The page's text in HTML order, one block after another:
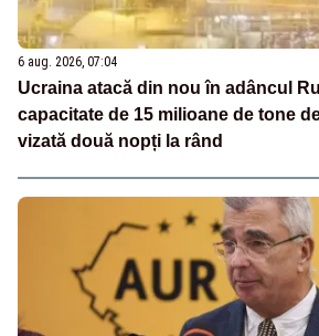
6 aug. 2026, 07:04
Ucraina atacă din nou în adâncul
capacitate de 15 milioane de tone
vizată două nopți la rând